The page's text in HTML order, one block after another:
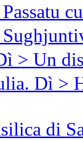
> Un
Dì >
di